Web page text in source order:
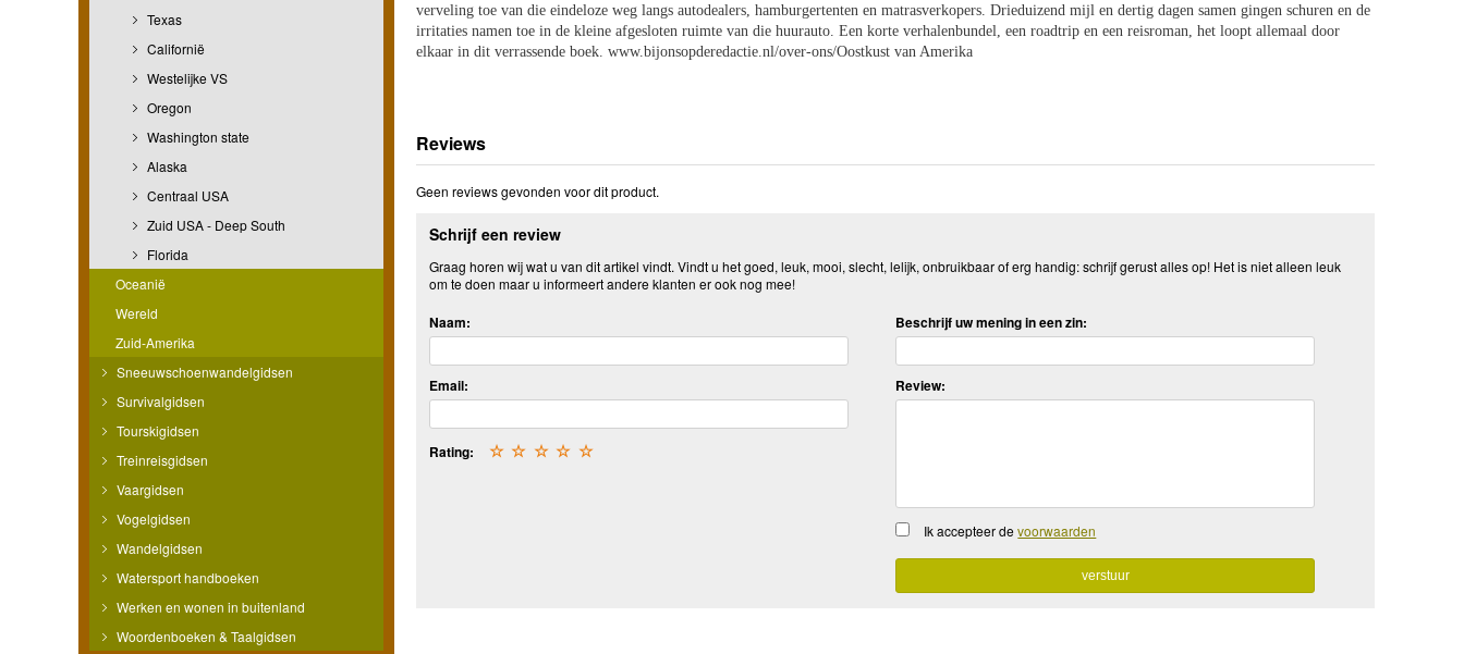
Texas
Californië
Westelijke VS
Oregon
Washington state
Alaska
Centraal USA
Zuid USA - Deep South
Florida
Oceanië
Wereld
Zuid-Amerika
Sneeuwschoenwandelgidsen
Survivalgidsen
Tourskigidsen
Treinreisgidsen
Vaargidsen
Vogelgidsen
Wandelgidsen
Watersport handboeken
Werken en wonen in buitenland
Woordenboeken & Taalgidsen
verveling toe van die eindeloze weg langs autodealers, hamburgertenten en matrasverkopers. Drieduizend mijl en dertig dagen samen gingen schuren en de
irritaties namen toe in de kleine afgesloten ruimte van die huurauto. Een korte verhalenbundel, een roadtrip en een reisroman, het loopt allemaal door
elkaar in dit verrassende boek. www.bijonsopderedactie.nl/over-ons/Oostkust van Amerika
Reviews
Geen reviews gevonden voor dit product.
Schrijf een review
Graag horen wij wat u van dit artikel vindt. Vindt u het goed, leuk, mooi, slecht, lelijk, onbruikbaar of erg handig: schrijf gerust alles op! Het is niet alleen leuk
om te doen maar u informeert andere klanten er ook nog mee!
Naam:
Email:
Rating: ☆
☆
☆
☆
☆
Beschrijf uw mening in een zin:
Review:
Ik accepteer devoorwaarden